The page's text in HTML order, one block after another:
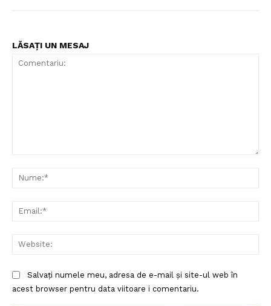
LĂSAȚI UN MESAJ
Salvați numele meu, adresa de e-mail și site-ul web în
acest browser pentru data viitoare i comentariu.